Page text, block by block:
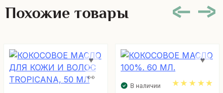
Похожие товары
В наличии